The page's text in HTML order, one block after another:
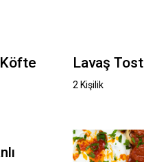
Lavaş Tost
2 Kişilik